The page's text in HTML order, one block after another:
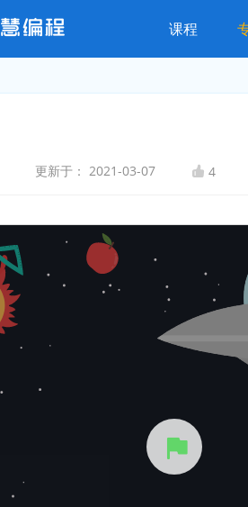
课程
更新于： 2021-03-07 4